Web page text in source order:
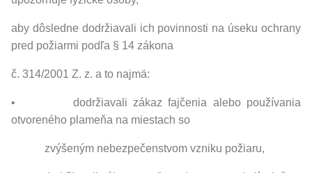
aby dôsledne dodržiavali ich povinnosti na úseku ochrany
pred požiarmi podľa § 14 zákona
č. 314/2001 Z. z. a to najmä:
• dodržiavali zákaz fajčenia alebo používania
otvoreného plameňa na miestach so
zvýšeným nebezpečenstvom vzniku požiaru,